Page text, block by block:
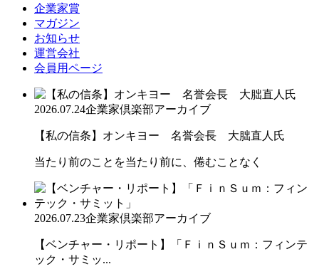
企業家賞
マガジン
お知らせ
運営会社
会員用ページ
2026.07.24企業家倶楽部アーカイブ
【私の信条】オンキヨー 名誉会長 大朏直人氏
当たり前のことを当たり前に、倦むことなく
2026.07.23企業家倶楽部アーカイブ
【ベンチャー・リポート】「ＦｉｎＳｕｍ：フィンテ
ック・サミッ...